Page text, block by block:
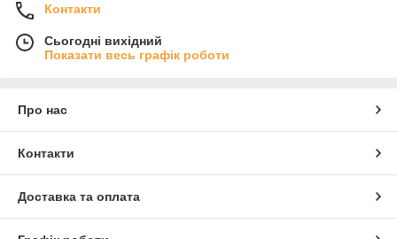
Контакти
Сьогодні вихідний
Показати весь графік роботи
Про нас
Контакти
Доставка та оплата